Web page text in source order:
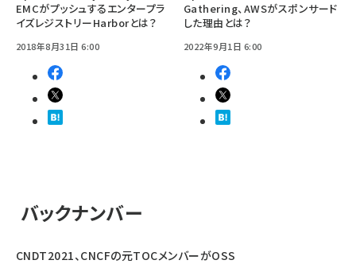
EMCがプッシュするエンタープラ
イズレジストリーHarborとは？
2018年8月31日 6:00
Gathering、AWSがスポンサード
した理由とは？
2022年9月1日 6:00
バックナンバー
CNDT2021、CNCFの元TOCメンバーがOSS